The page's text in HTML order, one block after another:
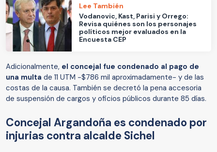
Lee También
Vodanovic, Kast, Parisi y Orrego:
Revisa quiénes son los personajes
políticos mejor evaluados en la
Encuesta CEP
Adicionalmente, el concejal fue condenado al pago de
una multa de 11 UTM -$786 mil aproximadamente- y de las
costas de la causa. También se decretó la pena accesoria
de suspensión de cargos y oficios públicos durante 85 días.
Concejal Argandoña es condenado por
injurias contra alcalde Sichel